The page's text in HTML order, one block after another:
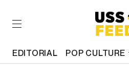
EDITORIAL POP CULTURE